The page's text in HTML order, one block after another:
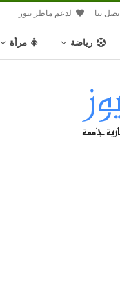
اتصل بنا لدعم ماطر نيوز
رياضة مرأة